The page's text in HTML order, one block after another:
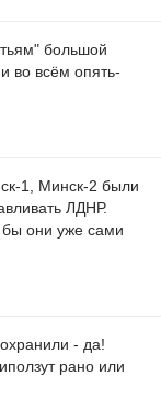
большой
во всём опять-
1, Минск-2 были
ЛДНР.
они уже сами
- да!
рано или